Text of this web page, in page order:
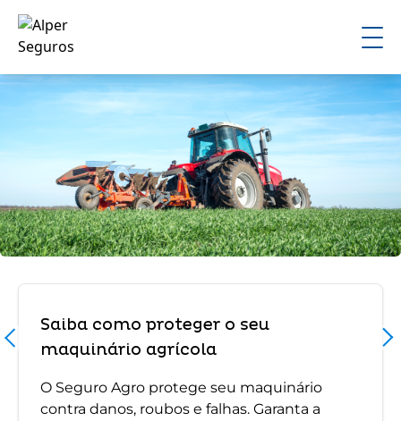
Saiba como proteger o seu
maquinário agrícola
O Seguro Agro protege seu maquinário
contra danos, roubos e falhas. Garanta a